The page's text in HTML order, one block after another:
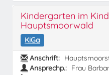
Kindergarten im
Hauptsmoorwald
KiGa
Anschrift:
Ansprechp.: Frau